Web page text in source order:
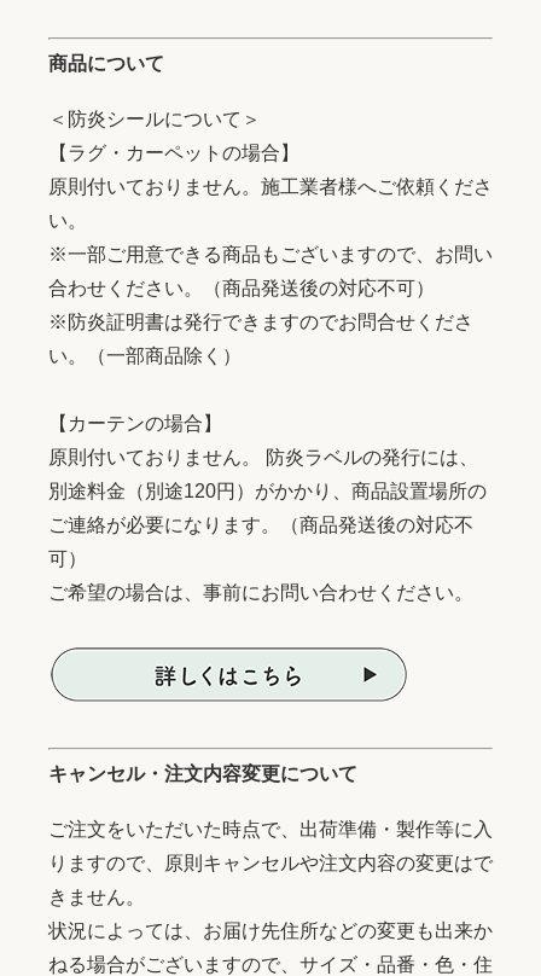
商品について
＜防炎シールについて＞
【ラグ・カーペットの場合】
原則付いておりません。施工業者様へご依頼くださ
い。
※一部ご用意できる商品もございますので、お問い
合わせください。（商品発送後の対応不可）
※防炎証明書は発行できますのでお問合せくださ
い。（一部商品除く）
【カーテンの場合】
原則付いておりません。 防炎ラベルの発行には、
別途料金（別途120円）がかかり、商品設置場所の
ご連絡が必要になります。（商品発送後の対応不
可）
ご希望の場合は、事前にお問い合わせください。
キャンセル・注文内容変更について
ご注文をいただいた時点で、出荷準備・製作等に入
りますので、原則キャンセルや注文内容の変更はで
きません。
状況によっては、お届け先住所などの変更も出来か
ねる場合がございますので、サイズ・品番・色・住